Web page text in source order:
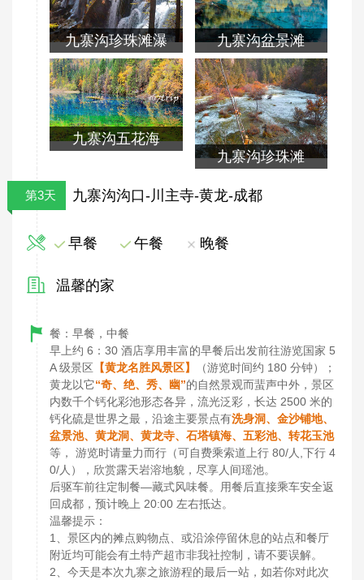
九寨沟珍珠滩瀑
布
九寨沟盆景滩
九寨沟五花海
九寨沟珍珠滩
第3天 九寨沟沟口-川主寺-黄龙-成都
早餐 午餐 晚餐
温馨的家
餐：早餐，中餐
早上约 6：30 酒店享用丰富的早餐后出发前往游览国家 5
A 级景区 【黄龙名胜风景区】
（游览时间约 180 分钟）；
黄龙以它“奇、绝、秀、幽”的自然景观而蜚声中外，景区
内数千个钙化彩池形态各异，流光泛彩，长达 2500 米的
钙化硫是世界之最，沿途主要景点有洗身洞、金沙铺地、
盆景池、黄龙洞、黄龙寺、石塔镇海、五彩池、转花玉池
等， 游览时请量力而行（可自费乘索道上行 80/人,下行 4
0/人），欣赏露天岩溶地貌，尽享人间瑶池。
后驱车前往定制餐—藏式风味餐。用餐后直接乘车安全返
回成都，预计晚上 20:00 左右抵达。
温馨提示：
1、景区内的摊点购物点、或沿涂停留休息的站点和餐厅
附近均可能会有土特产超市非我社控制，请不要误解。
2、今天是本次九寨之旅游程的最后一站，如若你对此次